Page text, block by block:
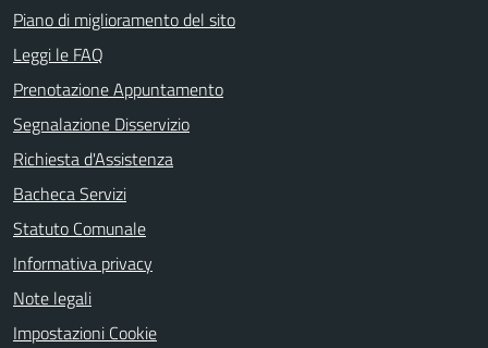
Piano di miglioramento del sito
Leggi le FAQ
Prenotazione Appuntamento
Segnalazione Disservizio
Richiesta d'Assistenza
Bacheca Servizi
Statuto Comunale
Informativa privacy
Note legali
Impostazioni Cookie